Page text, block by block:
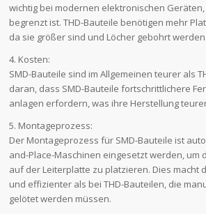
wichtig bei modernen elektronischen
begrenzt ist. THD-Bauteile benötigen mehr
da sie größer sind und Löcher gebohrt
4. Kosten:
SMD-Bauteile sind im Allgemeinen teurer als
daran, dass SMD-Bauteile fortschrittlichere
anlagen erfordern, was ihre Herstellung
5. Montageprozess:
Der Montageprozess für SMD-Bauteile ist
and-Place-Maschinen eingesetzt werden, um
auf der Leiterplatte zu platzieren. Dies macht
und effizienter als bei THD-Bauteilen, die
gelötet werden müssen.